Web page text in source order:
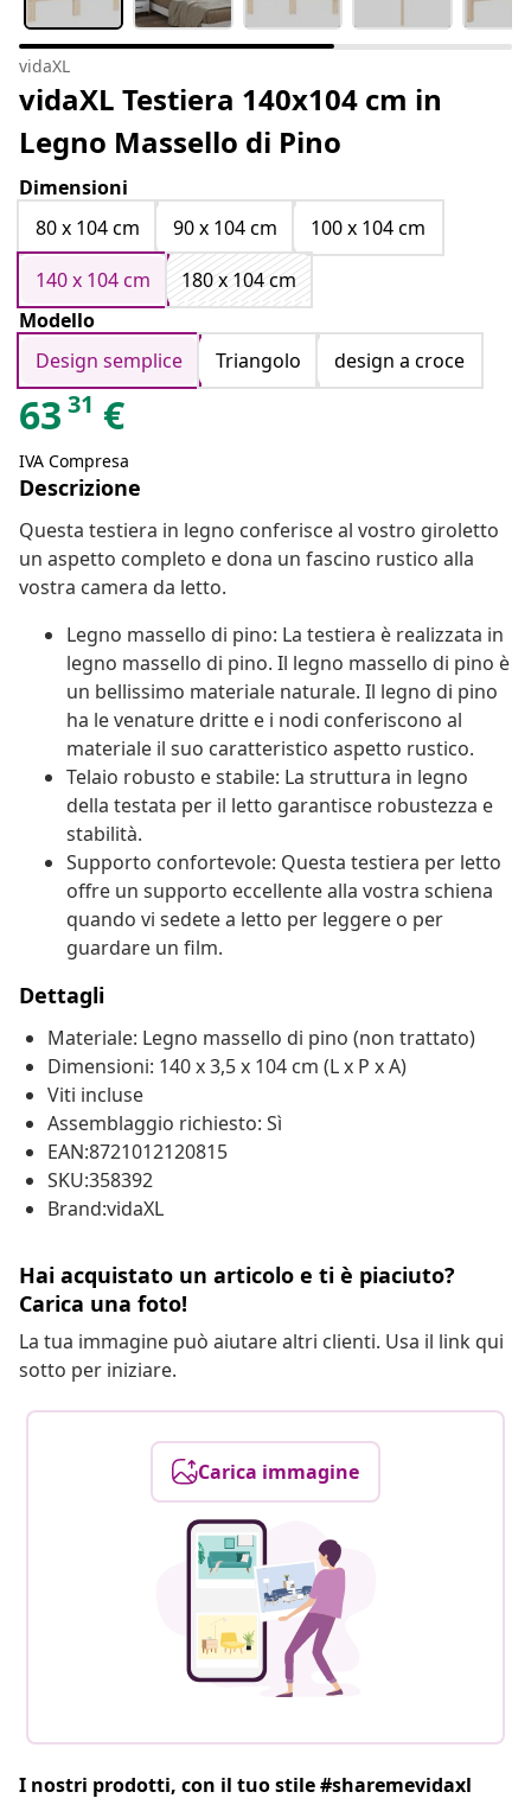
vidaXL
vidaXL Testiera 140x104 cm in
Legno Massello di Pino
Dimensioni
80 x 104 cm
90 x 104 cm
100 x 104 cm
140 x 104 cm
180 x 104 cm
Modello
Design semplice
Triangolo design a croce
63 31 €
IVA Compresa
Descrizione
Questa testiera in legno conferisce al vostro giroletto
un aspetto completo e dona un fascino rustico alla
vostra camera da letto.
Legno massello di pino: La testiera è realizzata in
legno massello di pino. Il legno massello di pino è
un bellissimo materiale naturale. Il legno di pino
ha le venature dritte e i nodi conferiscono al
materiale il suo caratteristico aspetto rustico.
Telaio robusto e stabile: La struttura in legno
della testata per il letto garantisce robustezza e
stabilità.
Supporto confortevole: Questa testiera per letto
offre un supporto eccellente alla vostra schiena
quando vi sedete a letto per leggere o per
guardare un film.
Dettagli
Materiale: Legno massello di pino (non trattato)
Dimensioni: 140 x 3,5 x 104 cm (L x P x A)
Viti incluse
Assemblaggio richiesto: Sì
EAN:8721012120815
SKU:358392
Brand:vidaXL
Hai acquistato un articolo e ti è piaciuto?
Carica una foto!
La tua immagine può aiutare altri clienti. Usa il link qui
sotto per iniziare.
Carica immagine
I nostri prodotti, con il tuo stile #sharemevidaxl